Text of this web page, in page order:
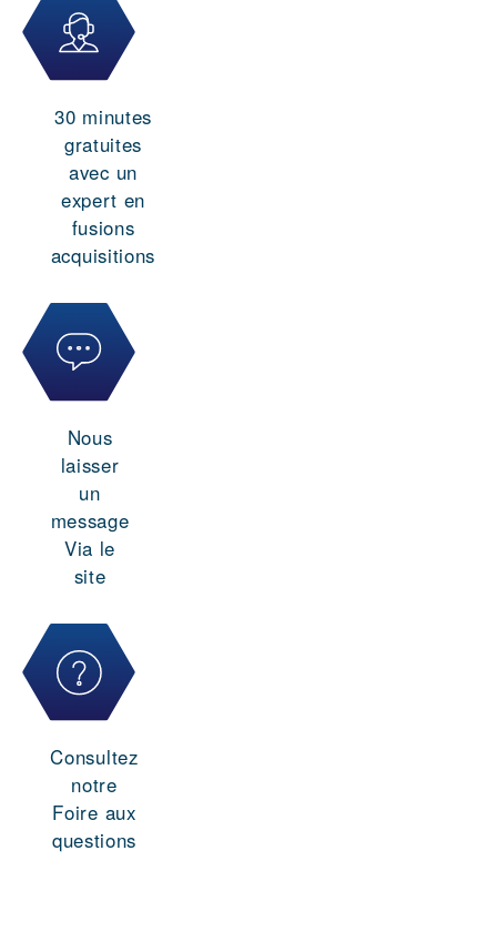
30 minutes
gratuites
avec un
expert en
fusions
acquisitions
Nous
laisser
un
message
Via le
site
Consultez
notre
Foire aux
questions